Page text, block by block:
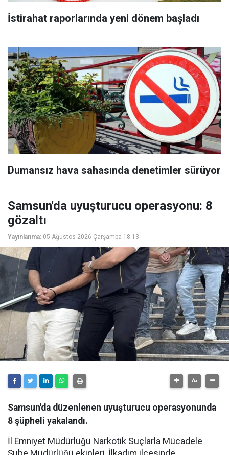
İstirahat raporlarında yeni dönem başladı
Dumansız hava sahasında denetimler sürüyor
Samsun'da uyuşturucu operasyonu: 8
gözaltı
Yayınlanma: 05 Ağustos 2026 Çarşamba 18:13
Samsun'da düzenlenen uyuşturucu operasyonunda
8 şüpheli yakalandı.
İl Emniyet Müdürlüğü Narkotik Suçlarla Mücadele